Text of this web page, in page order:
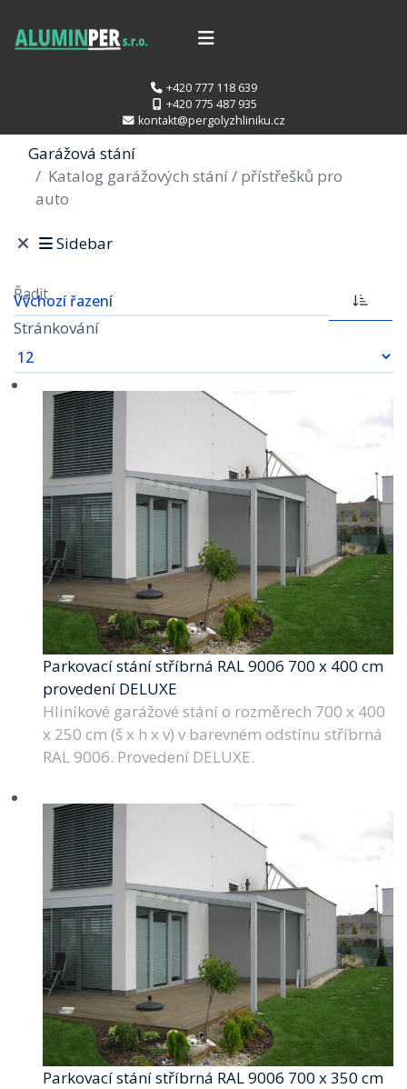
+420 777 118 639
+420 775 487 935
kontakt@pergolyzhliniku.cz
Garážová stání
Katalog garážových stání / přístřešků pro
auto
Sidebar
Řadit
Stránkování
Parkovací stání stříbrná RAL 9006 700 x 400 cm
provedení DELUXE
Hliníkové garážové stání o rozměrech 700 x 400
x 250 cm (š x h x v) v barevném odstínu stříbrná
RAL 9006. Provedení DELUXE.
Parkovací stání stříbrná RAL 9006 700 x 350 cm